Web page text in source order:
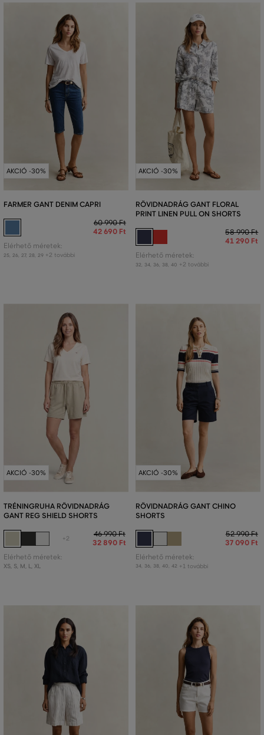
AKCIÓ -30%
FARMER GANT DENIM CAPRI
60 990 Ft
42 690 Ft
Elérhető méretek:
25 26 27, 28 29 +2 további
AKCIÓ -30%
RÖVIDNADRÁG GANT FLORAL
PRINT LINEN PULL ON SHORTS
58 990 Ft
41 290 Ft
Elérhető méretek:
32 34 36 38 40 +2 további
AKCIÓ -30%
TRÉNINGRUHA RÖVIDNADRÁG
GANT REG SHIELD SHORTS
+2
46 990 Ft
32 890 Ft
Elérhető méretek:
XS, S, M L XL
AKCIÓ -30%
RÖVIDNADRÁG GANT CHINO
SHORTS
52 990 Ft
37 090 Ft
Elérhető méretek:
34 36 38 40 42 +1 további